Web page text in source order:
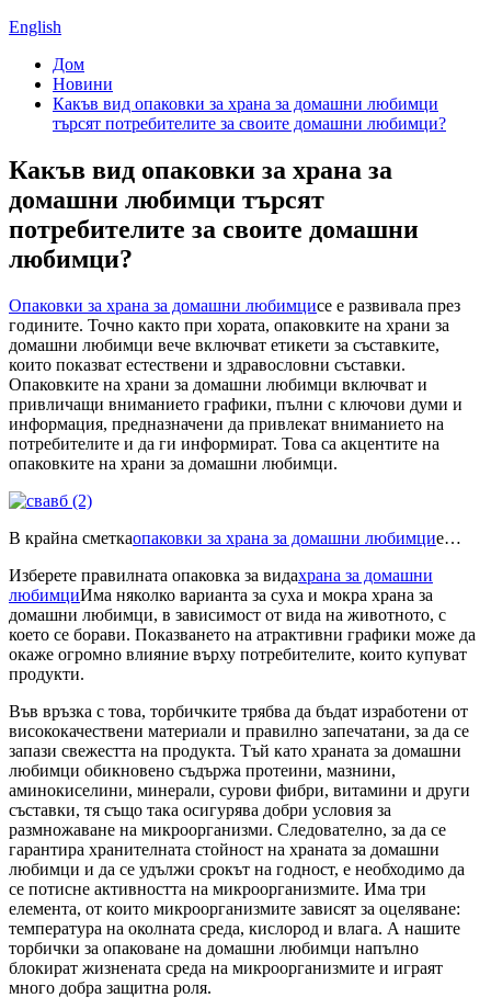
English
Дом
Новини
Какъв вид опаковки за храна за домашни любимци
търсят потребителите за своите домашни любимци?
Какъв вид опаковки за храна за
домашни любимци търсят
потребителите за своите домашни
любимци?
Опаковки за храна за домашни любимцисе е развивала през
годините. Точно както при хората, опаковките на храни за
домашни любимци вече включват етикети за съставките,
които показват естествени и здравословни съставки.
Опаковките на храни за домашни любимци включват и
привличащи вниманието графики, пълни с ключови думи и
информация, предназначени да привлекат вниманието на
потребителите и да ги информират. Това са акцентите на
опаковките на храни за домашни любимци.
В крайна сметкаопаковки за храна за домашни любимцие…
Изберете правилната опаковка за видахрана за домашни
любимциИма няколко варианта за суха и мокра храна за
домашни любимци, в зависимост от вида на животното, с
което се борави. Показването на атрактивни графики може да
окаже огромно влияние върху потребителите, които купуват
продукти.
Във връзка с това, торбичките трябва да бъдат изработени от
висококачествени материали и правилно запечатани, за да се
запази свежестта на продукта. Тъй като храната за домашни
любимци обикновено съдържа протеини, мазнини,
аминокиселини, минерали, сурови фибри, витамини и други
съставки, тя също така осигурява добри условия за
размножаване на микроорганизми. Следователно, за да се
гарантира хранителната стойност на храната за домашни
любимци и да се удължи срокът на годност, е необходимо да
се потисне активността на микроорганизмите. Има три
елемента, от които микроорганизмите зависят за оцеляване:
температура на околната среда, кислород и влага. А нашите
торбички за опаковане на домашни любимци напълно
блокират жизнената среда на микроорганизмите и играят
много добра защитна роля.